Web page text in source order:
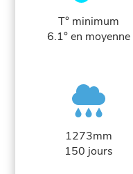
T° minimum
6.1° en moyenne
1273mm
150 jours